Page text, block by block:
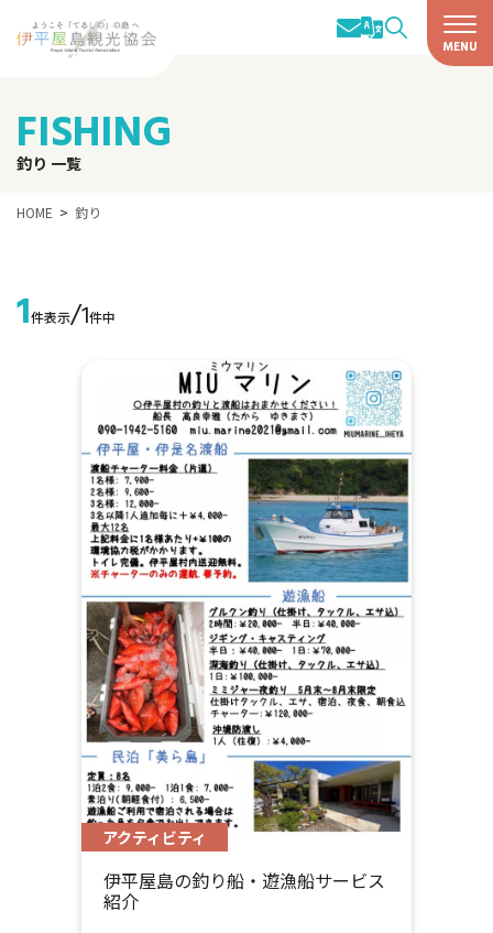
FISHING
釣り 一覧
HOME 釣り
1件表示/1件中
アクティビティ
伊平屋島の釣り船・遊漁船サービス
紹介